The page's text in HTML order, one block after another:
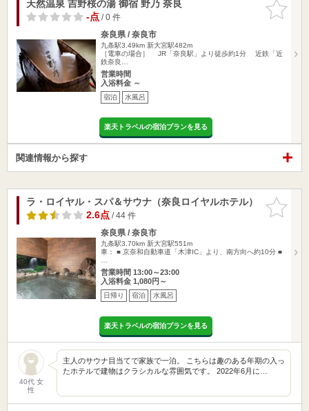
お気に入
りに追加
天然温泉 吉野桜の湯 御宿 野乃 奈良
-点/ 0 件
奈良県 / 奈良市
九条駅3.49km 新大宮駅482m
［電車の場合］ JR「奈良駅」より徒歩約1分 近鉄「近
鉄奈良…
営業時間
入浴料金 ～
宿泊 水風呂
楽天トラベルの宿泊プランを見る
関連情報から探す
お気に入
りに追加
ラ・ロイヤル・スパ＆サウナ（奈良ロイヤルホテル）
2.6点/ 44 件
奈良県 / 奈良市
九条駅3.70km 新大宮駅551m
車： ■ 京奈和自動車道「木津IC」より、南方向へ約10分 ■
営業時間 13:00～23:00
入浴料金 1,080円～
日帰り 宿泊 水風呂
楽天トラベルの宿泊プランを見る
40代 女
性
主人のサウナ目当てで家族で一泊。 こちらは趣のある年期の入っ
たホテルで建物はクラシカルな雰囲気です。 2022年6月に…